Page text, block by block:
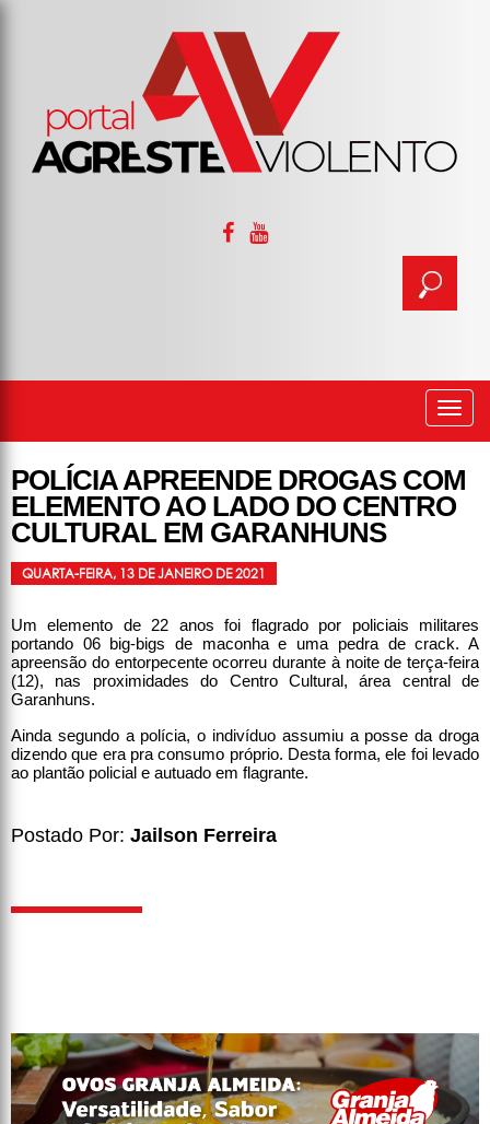
POLÍCIA APREENDE DROGAS COM
ELEMENTO AO LADO DO CENTRO
CULTURAL EM GARANHUNS
QUARTA-FEIRA, 13 DE JANEIRO DE 2021
Um elemento de 22 anos foi flagrado por policiais militares
portando 06 big-bigs de maconha e uma pedra de crack. A
apreensão do entorpecente ocorreu durante à noite de terça-feira
(12), nas proximidades do Centro Cultural, área central de
Garanhuns.
Ainda segundo a polícia, o indivíduo assumiu a posse da droga
dizendo que era pra consumo próprio. Desta forma, ele foi levado
ao plantão policial e autuado em flagrante.
Postado Por: Jailson Ferreira